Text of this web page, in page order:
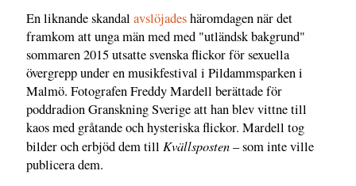
En liknande skandal avslöjadeshäromdagen när det
framkom att unga män med med "utländsk bakgrund"
sommaren 2015 utsatte svenska flickor för sexuella
övergrepp under en musikfestival i Pildammsparken i
Malmö. Fotografen Freddy Mardell berättade för
poddradion Granskning Sverige att han blev vittne till
kaos med gråtande och hysteriska flickor. Mardell tog
bilder och erbjöd dem till Kvällsposten– som inte ville
publicera dem.